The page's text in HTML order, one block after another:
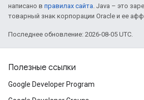
написано в правилах сайта. Java – это
товарный знак корпорации Oracle и ее
Последнее обновление: 2026-08-05 UTC.
Полезные ссылки
Google Developer Program